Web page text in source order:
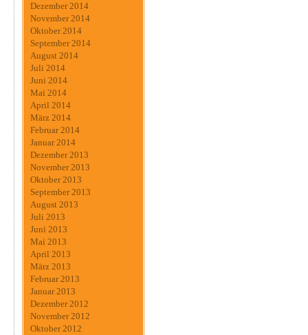
Dezember 2014
November 2014
Oktober 2014
September 2014
August 2014
Juli 2014
Juni 2014
Mai 2014
April 2014
März 2014
Februar 2014
Januar 2014
Dezember 2013
November 2013
Oktober 2013
September 2013
August 2013
Juli 2013
Juni 2013
Mai 2013
April 2013
März 2013
Februar 2013
Januar 2013
Dezember 2012
November 2012
Oktober 2012